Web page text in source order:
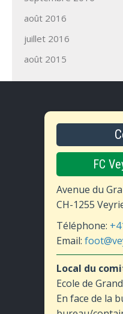
août 2016
juillet 2016
août 2015
FC
Avenue du
CH-1255
Téléphone:
Email:
Local du
Ecole de
En face de la